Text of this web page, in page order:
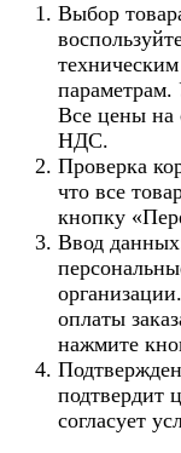
Выбор
параметрам.
Все цены на
НДС.
Проверка
что все
кнопку
Ввод
оплаты
нажмите
подтвердит
согласует